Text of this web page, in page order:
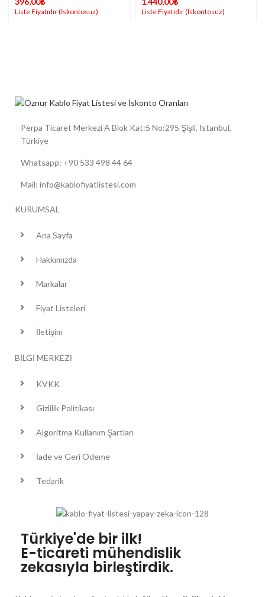
Perpa Ticaret Merkezi A Blok Kat:5 No:295 Şişli, İstanbul,
Türkiye
Whatsapp: +90 533 498 44 64
Mail: info@kablofiyatlistesi.com
KURUMSAL
Ana Sayfa
Hakkımızda
Markalar
Fiyat Listeleri
İletişim
BİLGİ MERKEZİ
KVKK
Gizlilik Politikası
Algoritma Kullanım Şartları
İade ve Geri Ödeme
Tedarik
Türkiye'de bir ilk!
E-ticareti mühendislik
zekasıyla birleştirdik.